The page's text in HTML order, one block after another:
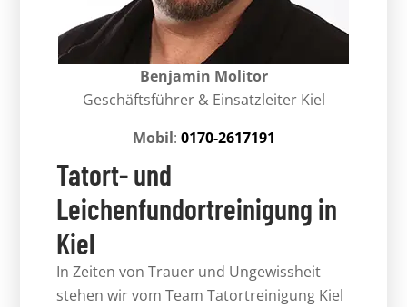
Benjamin Molitor
Geschäftsführer & Einsatzleiter Kiel
Mobil: 0170-2617191
Tatort- und
Leichenfundortreinigung in
Kiel
In Zeiten von Trauer und Ungewissheit
stehen wir vom Team Tatortreinigung Kiel